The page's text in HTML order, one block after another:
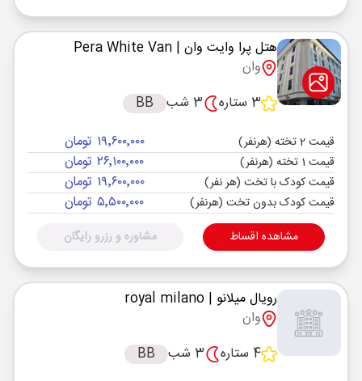
هتل پرا وایت وان | Pera White Van
وان
3 ستاره
3 شب BB
قیمت 2 تخته (هرنفر) ۱۹٬۶۰۰٬۰۰۰ تومان
قیمت 1 تخته (هرنفر) ۲۶٬۱۰۰٬۰۰۰ تومان
قیمت کودک با تخت (هر نفر) ۱۹٬۶۰۰٬۰۰۰ تومان
قیمت کودک بدون تخت (هرنفر) ۵٬۵۰۰٬۰۰۰ تومان
مشاهده اقساط مشاوره و رزرو رایگان
رویال میلانو | royal milano
وان
4 ستاره
3 شب BB